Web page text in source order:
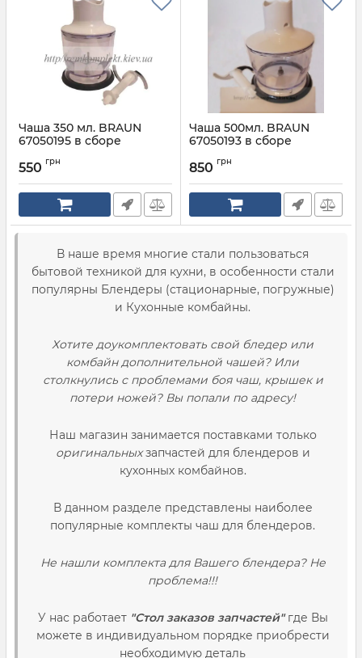
Чаша 350 мл. BRAUN
67050195 в сборе
550 грн
Чаша 500мл. BRAUN
67050193 в сборе
850 грн
В наше время многие стали пользоваться
бытовой техникой для кухни, в особенности стали
популярны Блендеры (стационарные, погружные)
и Кухонные комбайны.
Хотите доукомплектовать свой бледер или
комбайн дополнительной чашей? Или
столкнулись с проблемами боя чаш, крышек и
потери ножей? Вы попали по адресу!
Наш магазин занимается поставками только
оригинальныхзапчастей для блендеров и
кухонных комбайнов.
В данном разделе представлены наиболее
популярные комплекты чаш для блендеров.
Не нашли комплекта для Вашего блендера? Не
проблема!!!
У нас работает "Стол заказов запчастей"где Вы
можете в индивидуальном порядке приобрести
необходимую деталь